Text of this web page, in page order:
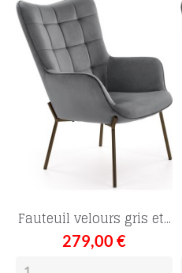
Fauteuil velours gris et...
279,00 €